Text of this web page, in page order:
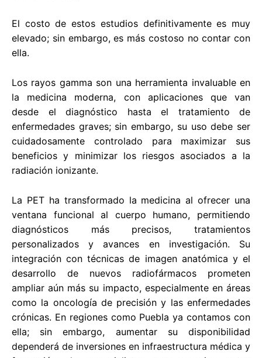
El costo de estos estudios definitivamente es muy
elevado; sin embargo, es más costoso no contar con
ella.
Los rayos gamma son una herramienta invaluable en
la medicina moderna, con aplicaciones que van
desde el diagnóstico hasta el tratamiento de
enfermedades graves; sin embargo, su uso debe ser
cuidadosamente controlado para maximizar sus
beneficios y minimizar los riesgos asociados a la
radiación ionizante.
La PET ha transformado la medicina al ofrecer una
ventana funcional al cuerpo humano, permitiendo
diagnósticos más precisos, tratamientos
personalizados y avances en investigación. Su
integración con técnicas de imagen anatómica y el
desarrollo de nuevos radiofármacos prometen
ampliar aún más su impacto, especialmente en áreas
como la oncología de precisión y las enfermedades
crónicas. En regiones como Puebla ya contamos con
ella; sin embargo, aumentar su disponibilidad
dependerá de inversiones en infraestructura médica y